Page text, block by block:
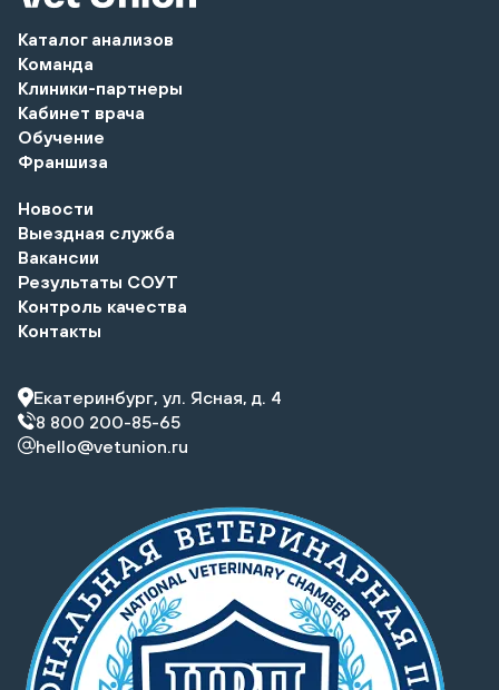
Каталог анализов
Команда
Клиники-партнеры
Кабинет врача
Обучение
Франшиза
Новости
Выездная служба
Вакансии
Результаты СОУТ
Контроль качества
Контакты
Екатеринбург, ул. Ясная, д. 4
8 800 200-85-65
hello@vetunion.ru